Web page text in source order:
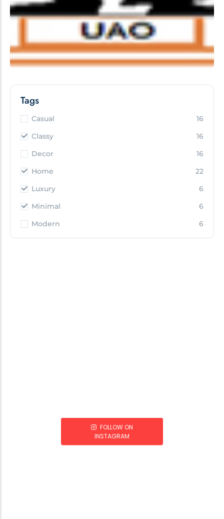
Tags
Casual
16
Classy
16
Decor
16
Home
22
Luxury
6
Minimal
6
Modern
6
FOLLOW ON
INSTAGRAM